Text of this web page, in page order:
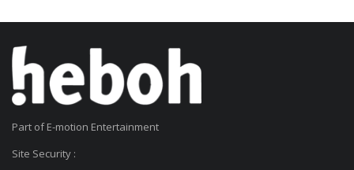
Part of E-motion Entertainment
Site Security :